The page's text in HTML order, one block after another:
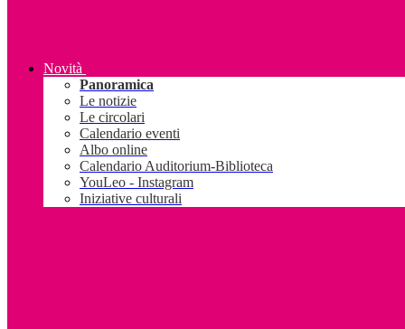
Novità
Panoramica
Le notizie
Le circolari
Calendario eventi
Albo online
Calendario Auditorium-Biblioteca
YouLeo - Instagram
Iniziative culturali